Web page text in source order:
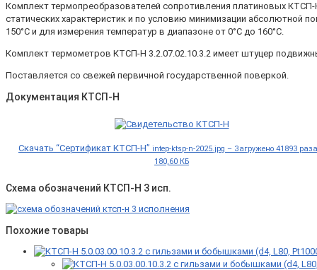
Комплект термопреобразователей сопротивления платиновых КТСП-
статических характеристик и по условию минимизации абсолютной
150°С и для измерения температур в диапазоне от 0°С до 160°С.
Комплект термометров КТСП-Н 3.2.07.02.10.3.2 имеет штуцер
Поставляется со свежей первичной государственной поверкой.
Документация КТСП-Н
Скачать “Сертификат КТСП-Н” intep-ktsp-n-2025.jpg – Загружено 41893
180,60 КБ
Схема обозначений КТСП-Н 3 исп.
Похожие товары